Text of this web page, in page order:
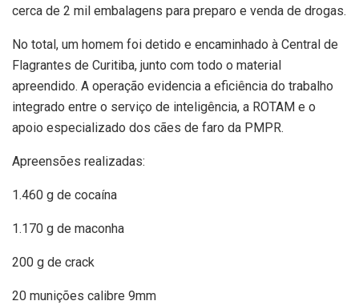
cerca de 2 mil embalagens para preparo e venda de drogas.
No total, um homem foi detido e encaminhado à Central de
Flagrantes de Curitiba, junto com todo o material
apreendido. A operação evidencia a eficiência do trabalho
integrado entre o serviço de inteligência, a ROTAM e o
apoio especializado dos cães de faro da PMPR.
Apreensões realizadas:
1.460 g de cocaína
1.170 g de maconha
200 g de crack
20 munições calibre 9mm